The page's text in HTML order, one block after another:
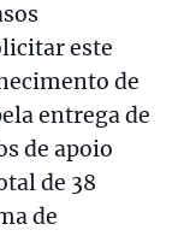
este
de
entrega de
de apoio
de 38
de